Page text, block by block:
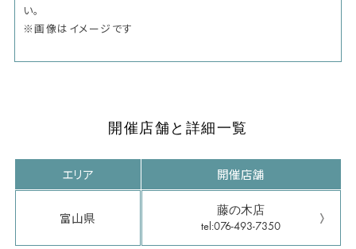
い。
※画像はイメージです
開催店舗と詳細一覧
エリア 開催店舗
富山県
藤の木店
tel:076-493-7350